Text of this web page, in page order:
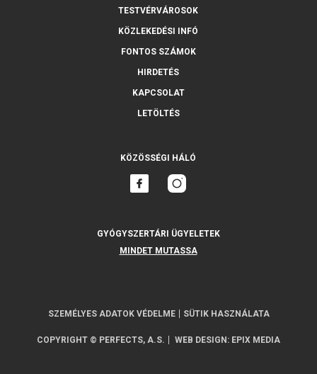
TESTVÉRVÁROSOK
KÖZLEKEDÉSI INFÓ
FONTOS SZÁMOK
HIRDETÉS
KAPCSOLAT
LETÖLTÉS
KÖZÖSSÉGI HÁLÓ
GYÓGYSZERTÁRI ÜGYELETEK
MINDET MUTASSA
SZEMÉLYES ADATOK VÉDELME SÜTIK HASZNÁLATA
COPYRIGHT © PERFECTS, A.S. WEB DESIGN : EPIX MEDIA